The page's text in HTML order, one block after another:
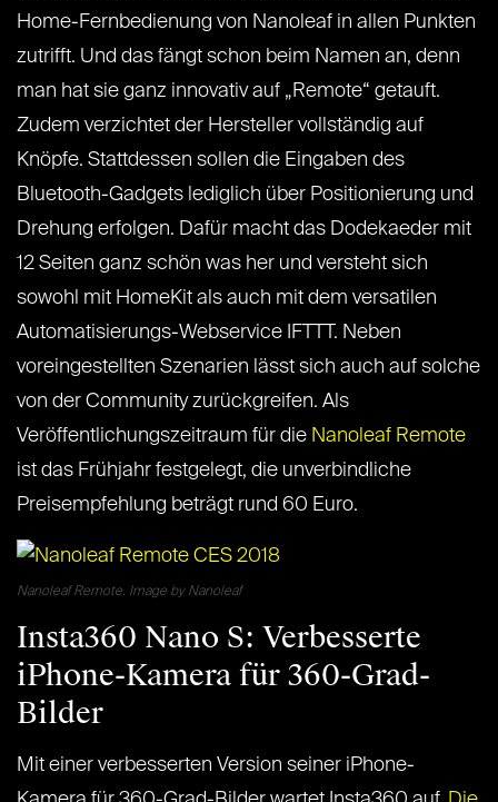
Home-Fernbedienung von Nanoleaf in allen Punkten
zutrifft. Und das fängt schon beim Namen an, denn
man hat sie ganz innovativ auf „Remote“ getauft.
Zudem verzichtet der Hersteller vollständig auf
Knöpfe. Stattdessen sollen die Eingaben des
Bluetooth-Gadgets lediglich über Positionierung und
Drehung erfolgen. Dafür macht das Dodekaeder mit
12 Seiten ganz schön was her und versteht sich
sowohl mit HomeKit als auch mit dem versatilen
Automatisierungs-Webservice IFTTT. Neben
voreingestellten Szenarien lässt sich auch auf solche
von der Community zurückgreifen. Als
Veröffentlichungszeitraum für die Nanoleaf Remote
ist das Frühjahr festgelegt, die unverbindliche
Preisempfehlung beträgt rund 60 Euro.
Nanoleaf Remote. Image by Nanoleaf
Insta360 Nano S: Verbesserte
iPhone-Kamera für 360-Grad-
Bilder
Mit einer verbesserten Version seiner iPhone-